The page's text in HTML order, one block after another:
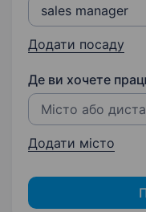
Додати посаду
Де ви хочете
Додати місто